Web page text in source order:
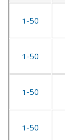
1-50
1-50
1-50
1-50